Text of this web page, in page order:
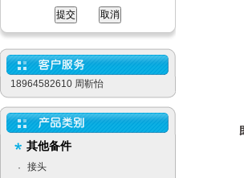
18964582610 周靳怡
其他备件
·
接头